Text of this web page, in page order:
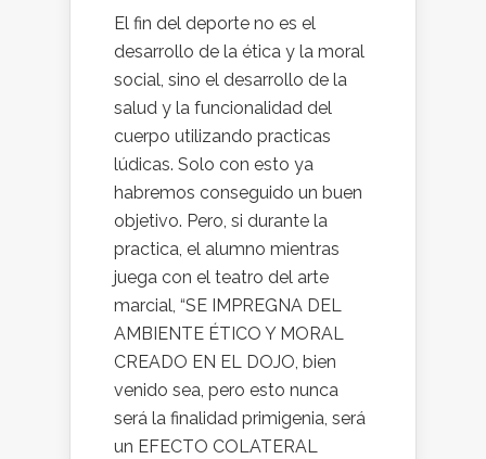
El fin del deporte no es el
desarrollo de la ética y la moral
social, sino el desarrollo de la
salud y la funcionalidad del
cuerpo utilizando practicas
lúdicas. Solo con esto ya
habremos conseguido un buen
objetivo. Pero, si durante la
practica, el alumno mientras
juega con el teatro del arte
marcial, “SE IMPREGNA DEL
AMBIENTE ÉTICO Y MORAL
CREADO EN EL DOJO, bien
venido sea, pero esto nunca
será la finalidad primigenia, será
un EFECTO COLATERAL